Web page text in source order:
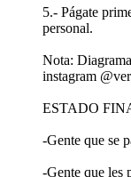
5.- Págate
personal.
Nota:
instagram
ESTADO
-Gente que se
-Gente que les